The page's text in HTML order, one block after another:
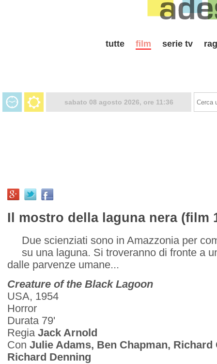
tutte film serie tv
sabato 08 agosto 2026, ore 11:36
Il mostro della laguna nera (film
Due scienziati sono in Amazzonia per
su una laguna. Si troveranno di fronte a
dalle parvenze umane...
Creature of the Black Lagoon
USA, 1954
Horror
Durata 79'
Regia Jack Arnold
Con Julie Adams, Ben Chapman, Richard
Richard Denning